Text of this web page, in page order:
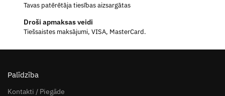
Tavas patērētāja tiesības aizsargātas
Droši apmaksas veidi
Tiešsaistes maksājumi, VISA, MasterCard.
Palīdzība
Kontakti / Piegāde